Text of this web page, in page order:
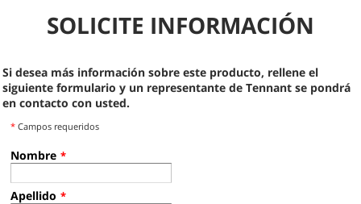
SOLICITE INFORMACIÓN
Si desea más información sobre este producto, rellene el
siguiente formulario y un representante de Tennant se pondrá
en contacto con usted.
* Campos requeridos
Nombre *
Apellido *